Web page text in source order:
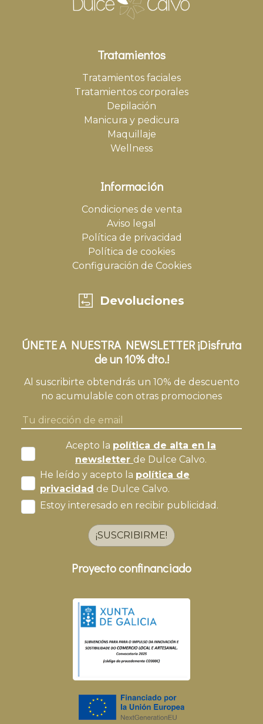
Tratamientos
Tratamientos faciales
Tratamientos corporales
Depilación
Manicura y pedicura
Maquillaje
Wellness
Información
Condiciones de venta
Aviso legal
Política de privacidad
Política de cookies
Configuración de Cookies
Devoluciones
ÚNETE A NUESTRA NEWSLETTER ¡Disfruta
de un 10% dto.!
Al suscribirte obtendrás un 10% de descuento
no acumulable con otras promociones
Acepto la política de alta en la
newsletter de Dulce Calvo.
He leído y acepto la política de
privacidad de Dulce Calvo.
Estoy interesado en recibir publicidad.
¡SUSCRIBIRME!
Proyecto confinanciado